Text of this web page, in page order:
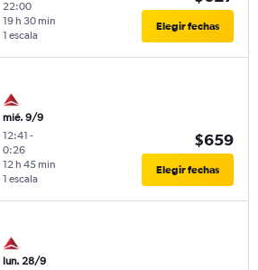
22:00
1 escala
19 h 30 min Elegir fechas
mié. 9/9
12:41 -
0:26
1 escala
12 h 45 min
$659
Elegir fechas
lun. 28/9